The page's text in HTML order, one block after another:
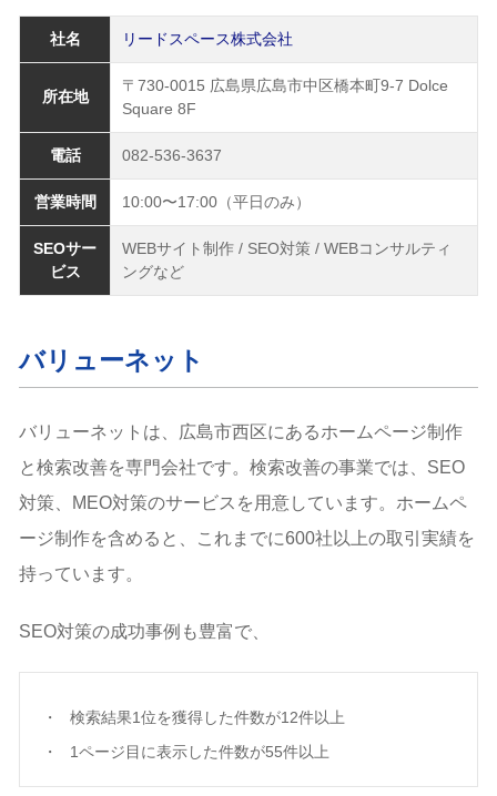
社名 リードスペース株式会社
所在地
〒730-0015 広島県広島市中区橋本町9-7 Dolce
Square 8F
電話 082-536-3637
営業時間 10:00〜17:00（平日のみ）
SEOサー
ビス
WEBサイト制作 / SEO対策 / WEBコンサルティ
ングなど
バリューネット
バリューネットは、広島市西区にあるホームページ制作
と検索改善を専門会社です。検索改善の事業では、SEO
対策、MEO対策のサービスを用意しています。ホームペ
ージ制作を含めると、これまでに600社以上の取引実績を
持っています。
SEO対策の成功事例も豊富で、
検索結果1位を獲得した件数が12件以上
1ページ目に表示した件数が55件以上